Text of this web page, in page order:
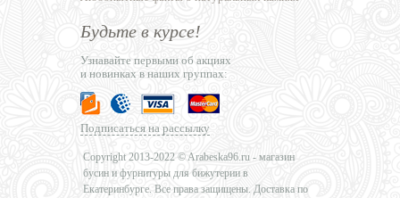
Будьте в курсе!
Узнавайте первыми об акциях
и новинках в наших группах:
Подписаться на рассылку
Copyright 2013-2022 © Arabeska96.ru - магазин
бусин и фурнитуры для бижутерии в
Екатеринбурге. Все права защищены. Доставка по